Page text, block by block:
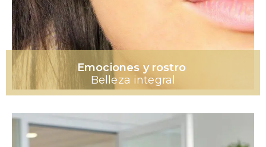
Emociones y rostro
Belleza integral